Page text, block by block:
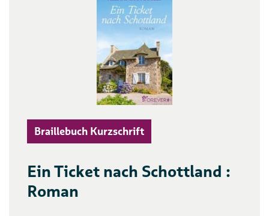
Braillebuch Kurzschrift
Ein Ticket nach Schottland :
Roman